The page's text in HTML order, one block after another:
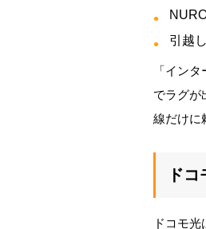
引越
「イン
でラグが
線だけに
ド
ドコモ